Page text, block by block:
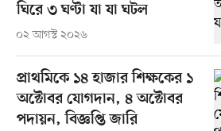
ঘিরে ৩ ঘণ্টা যা যা ঘটল
০২ আগস্ট ২০২৬
প্রাথমিকে ১৪ হাজার শিক্ষকের ১
অক্টোবর যোগদান, ৪ অক্টোবর
পদায়ন, বিজ্ঞপ্তি জারি